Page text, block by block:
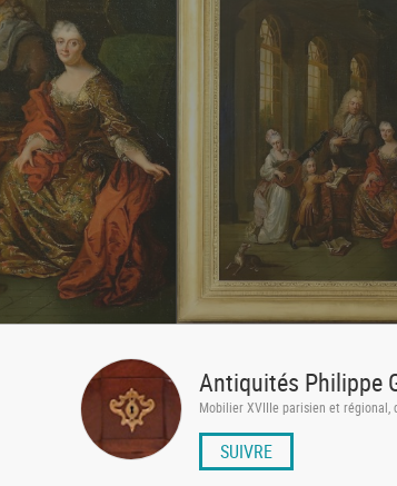
Antiquités Philippe
Mobilier XVIIIe parisien et régional,
SUIVRE